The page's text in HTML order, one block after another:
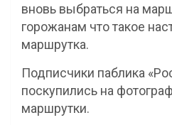
вновь выбраться на
горожанам что такое
маршрутка.
Подписчики паблика
поскупились на
маршрутки.